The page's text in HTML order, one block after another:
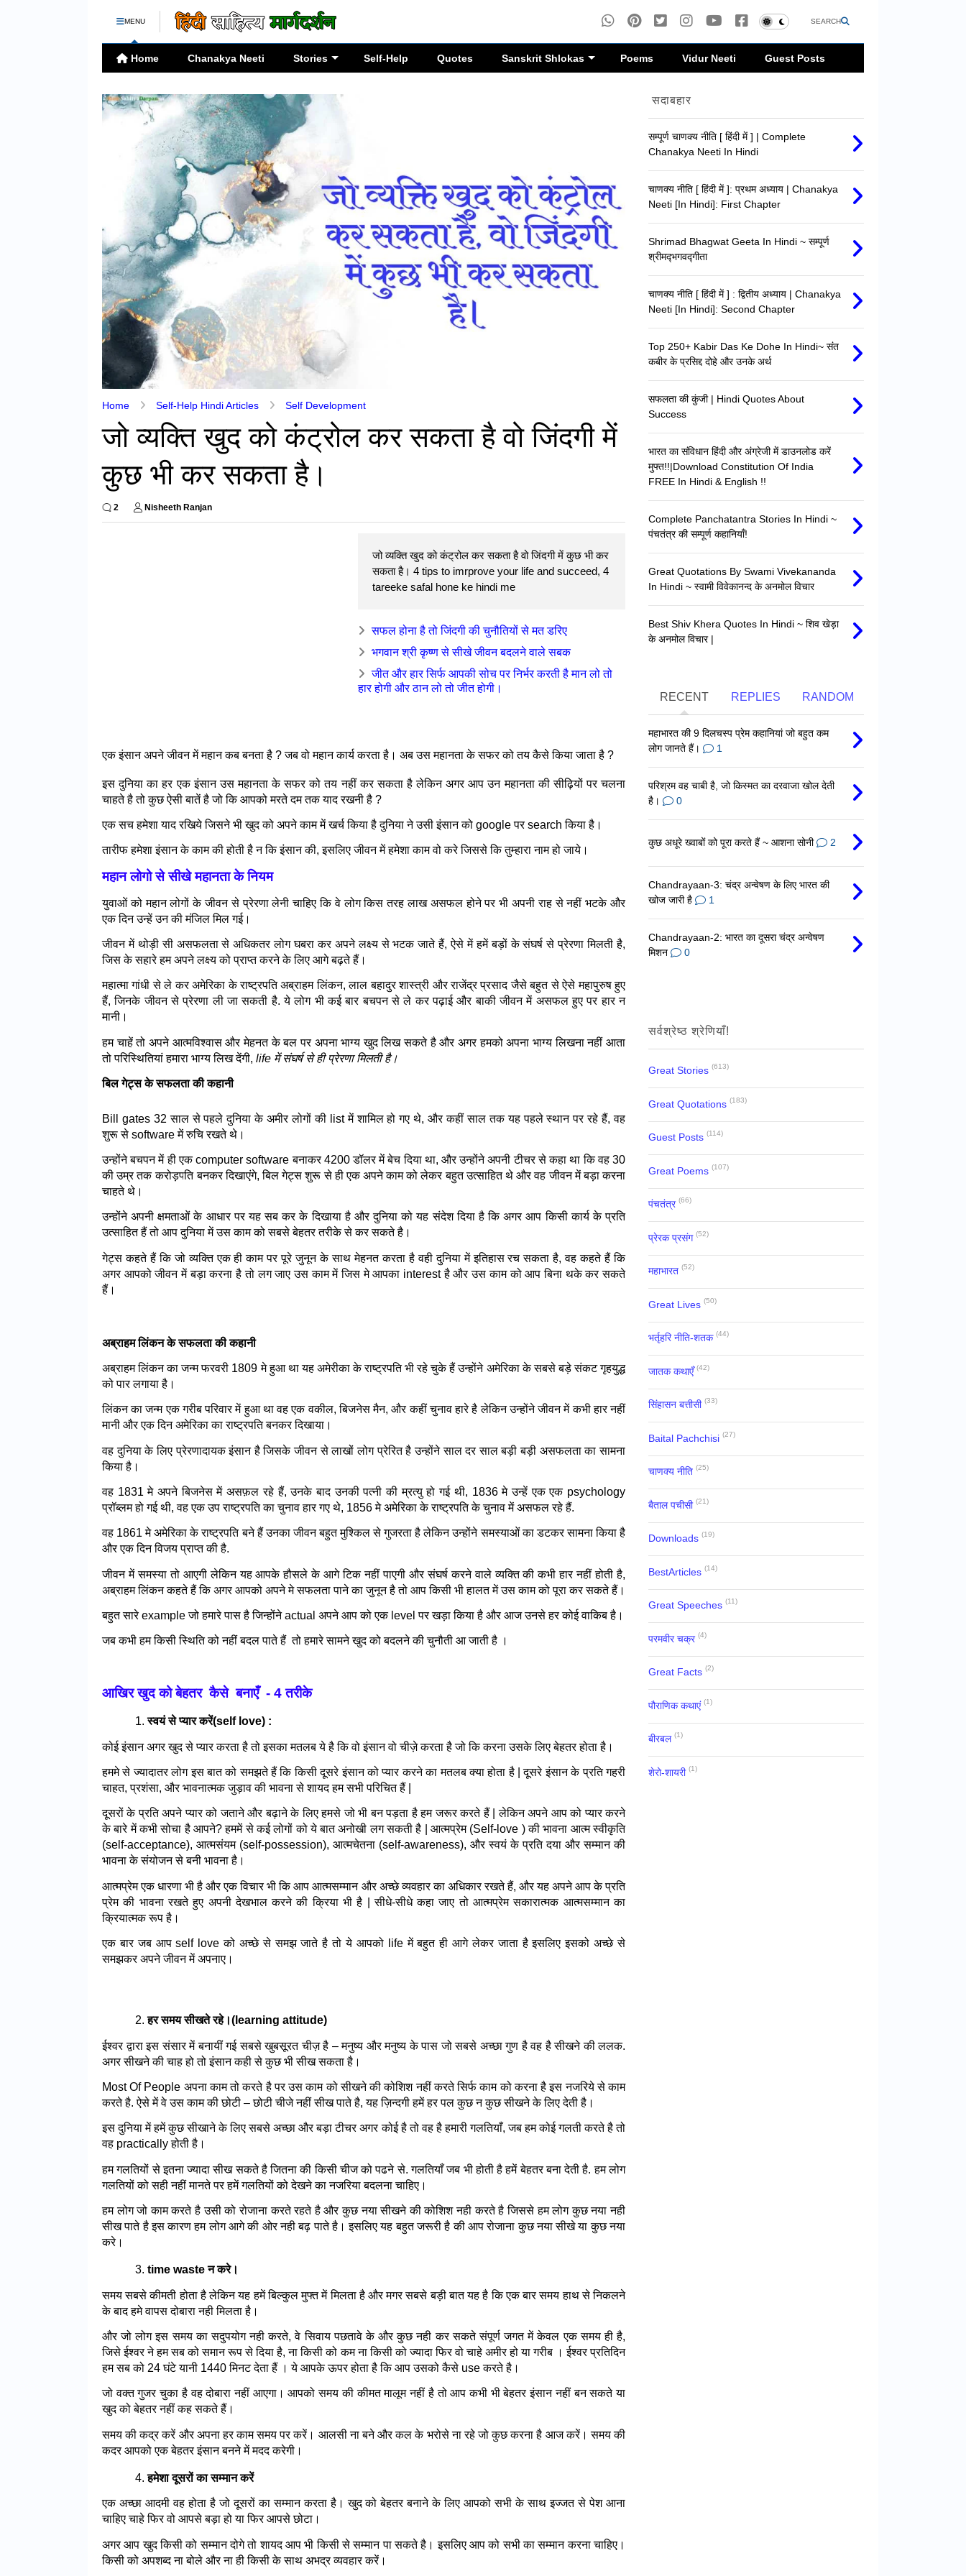
MENU SEARCH
Home Chanakya Neeti Stories Self-Help Quotes Sanskrit Shlokas Poems Vidur Neeti Guest Posts
Home Self-Help Hindi Articles Self Development
जो व्यक्ति खुद को कंट्रोल कर सकता है वो जिंदगी में
कुछ भी कर सकता है।
2 Nisheeth Ranjan
जो व्यक्ति खुद को कंट्रोल कर सकता है वो जिंदगी में कुछ भी कर
सकता है। 4 tips to imrprove your life and succeed, 4
tareeke safal hone ke hindi me
सफल होना है तो जिंदगी की चुनौतियों से मत डरिए
भगवान श्री कृष्ण से सीखे जीवन बदलने वाले सबक
जीत और हार सिर्फ आपकी सोच पर निर्भर करती है मान लो तो
हार होगी और ठान लो तो जीत होगी।
एक इंसान अपने जीवन में महान कब बनता है ? जब वो महान कार्य करता है। अब उस महानता के सफर को तय कैसे किया जाता है ?
इस दुनिया का हर एक इंसान उस महानता के सफर को तय नहीं कर सकता है लेकिन अगर आप उन महानता की सीढ़ियों पर चलना
चाहते है तो कुछ ऐसी बातें है जो कि आपको मरते दम तक याद रखनी है ?
एक सच हमेशा याद रखिये जिसने भी खुद को अपने काम में खर्च किया है दुनिया ने उसी इंसान को google पर search किया है।
तारीफ हमेशा इंसान के काम की होती है न कि इंसान की, इसलिए जीवन में हमेशा काम वो करे जिससे कि तुम्हारा नाम हो जाये।
महान लोगो से सीखे महानता के नियम
युवाओं को महान लोगों के जीवन से प्रेरणा लेनी चाहिए कि वे लोग किस तरह लाख असफल होने पर भी अपनी राह से नहीं भटके और
एक दिन उन्हें उन की मंजिल मिल गई।
जीवन में थोड़ी सी असफलता से अधिकतर लोग घबरा कर अपने लक्ष्य से भटक जाते हैं, ऐसे में हमें बड़ों के संघर्ष से प्रेरणा मिलती है,
जिस के सहारे हम अपने लक्ष्य को प्राप्त करने के लिए आगे बढ़ते हैं।
महात्मा गांधी से ले कर अमेरिका के राष्ट्रपति अब्राहम लिंकन, लाल बहादुर शास्त्री और राजेंद्र प्रसाद जैसे बहुत से ऐसे महापुरुष हुए
हैं, जिनके जीवन से प्रेरणा ली जा सकती है. ये लोग भी कई बार बचपन से ले कर पढ़ाई और बाकी जीवन में असफल हुए पर हार न
मानी।
हम चाहें तो अपने आत्मविश्वास और मेहनत के बल पर अपना भाग्य खुद लिख सकते है और अगर हमको अपना भाग्य लिखना नहीं आता
तो परिस्थितियां हमारा भाग्य लिख देंगी, life में संघर्ष से ही प्रेरणा मिलती है।
बिल गेट्स के सफलता की कहानी
Bill gates 32 साल से पहले दुनिया के अमीर लोगों की list में शामिल हो गए थे, और कहीं साल तक यह पहले स्थान पर रहे हैं, वह
शुरू से software में रुचि रखते थे।
उन्होंने बचपन में ही एक computer software बनाकर 4200 डॉलर में बेच दिया था, और उन्होंने अपनी टीचर से कहा था कि वह 30
की उम्र तक करोड़पति बनकर दिखाएंगे, बिल गेट्स शुरू से ही एक अपने काम को लेकर बहुत उत्साहित थे और वह जीवन में बड़ा करना
चाहते थे।
उन्होंने अपनी क्षमताओं के आधार पर यह सब कर के दिखाया है और दुनिया को यह संदेश दिया है कि अगर आप किसी कार्य के प्रति
उत्साहित हैं तो आप दुनिया में उस काम को सबसे बेहतर तरीके से कर सकते है।
गेट्स कहते हैं कि जो व्यक्ति एक ही काम पर पूरे जुनून के साथ मेहनत करता है वही दुनिया में इतिहास रच सकता है, वह कहते हैं कि
अगर आपको जीवन में बड़ा करना है तो लग जाए उस काम में जिस मे आपका interest है और उस काम को आप बिना थके कर सकते
हैं।
अब्राहम लिंकन के सफलता की कहानी
अब्राहम लिंकन का जन्म फरवरी 1809 मे हुआ था यह अमेरीका के राष्ट्रपति भी रहे चुके हैं उन्होंने अमेरिका के सबसे बड़े संकट गृहयुद्ध
को पार लगाया है।
लिंकन का जन्म एक गरीब परिवार में हुआ था वह एक वकील, बिजनेस मैन, और कहीं चुनाव हारे है लेकिन उन्होंने जीवन में कभी हार नहीं
मानी और एक दिन अमेरिका का राष्ट्रपति बनकर दिखाया।
वह दुनिया के लिए प्रेरणादायक इंसान है जिसके जीवन से लाखों लोग प्रेरित है उन्होंने साल दर साल बड़ी बड़ी असफलता का सामना
किया है।
वह 1831 मे अपने बिजनेस में असफ़ल रहे हैं, उनके बाद उनकी पत्नी की म्रत्यु हो गई थी, 1836 मे उन्हें एक एक psychology
प्रॉब्लम हो गई थी, वह एक उप राष्ट्रपति का चुनाव हार गए थे, 1856 मे अमेरिका के राष्ट्रपति के चुनाव में असफल रहे हैं.
वह 1861 मे अमेरिका के राष्ट्रपति बने हैं उनका जीवन बहुत मुश्किल से गुजरता है लेकिन उन्होंने समस्याओं का डटकर सामना किया है
और एक दिन विजय प्राप्त की है.
जीवन में समस्या तो आएगी लेकिन यह आपके हौसले के आगे टिक नहीं पाएगी और संघर्ष करने वाले व्यक्ति की कभी हार नहीं होती है,
अब्राहम लिंकन कहते हैं कि अगर आपको अपने मे सफलता पाने का जुनून है तो आप किसी भी हालत में उस काम को पूरा कर सकते हैं।
बहुत सारे example जो हमारे पास है जिन्होंने actual अपने आप को एक level पर खड़ा किया है और आज उनसे हर कोई वाकिब है।
जब कभी हम किसी स्थिति को नहीं बदल पाते हैं  तो हमारे सामने खुद को बदलने की चुनौती आ जाती है ।
आखिर खुद को बेहतर  कैसे  बनाएँ  - 4 तरीके
स्वयं से प्यार करें(self love) :
कोई इंसान अगर खुद से प्यार करता है तो इसका मतलब ये है कि वो इंसान वो चीज़े करता है जो कि करना उसके लिए बेहतर होता है।
हममे से ज्यादातर लोग इस बात को समझते हैं कि किसी दूसरे इंसान को प्यार करने का मतलब क्या होता है | दूसरे इंसान के प्रति गहरी
चाहत, प्रशंसा, और भावनात्मक जुड़ाव की भावना से शायद हम सभी परिचित हैं |
दूसरों के प्रति अपने प्यार को जताने और बढ़ाने के लिए हमसे जो भी बन पड़ता है हम जरूर करते हैं | लेकिन अपने आप को प्यार करने
के बारे में कभी सोचा है आपने? हममें से कई लोगों को ये बात अनोखी लग सकती है | आत्मप्रेम (Self-love ) की भावना आत्म स्वीकृति
(self-acceptance), आत्मसंयम (self-possession), आत्मचेतना (self-awareness), और स्वयं के प्रति दया और सम्मान की
भावना के संयोजन से बनी भावना है।
आत्मप्रेम एक धारणा भी है और एक विचार भी कि आप आत्मसम्मान और अच्छे व्यवहार का अधिकार रखते हैं, और यह अपने आप के प्रति
प्रेम की भावना रखते हुए अपनी देखभाल करने की क्रिया भी है | सीधे-सीधे कहा जाए तो आत्मप्रेम सकारात्मक आत्मसम्मान का
क्रियात्मक रूप है।
एक बार जब आप self love को अच्छे से समझ जाते है तो ये आपको life में बहुत ही आगे लेकर जाता है इसलिए इसको अच्छे से
समझकर अपने जीवन में अपनाए।
हर समय सीखते रहे।(learning attitude)
ईश्वर द्वारा इस संसार में बनायीं गई सबसे खुबसूरत चीज़ है – मनुष्य और मनुष्य के पास जो सबसे अच्छा गुण है वह है सीखने की ललक.
अगर सीखने की चाह हो तो इंसान कही से कुछ भी सीख सकता है।
Most Of People अपना काम तो करते है पर उस काम को सीखने की कोशिश नहीं करते सिर्फ काम को करना है इस नजरिये से काम
करते है. ऐसे में वे उस काम की छोटी – छोटी चीजे नहीं सीख पाते है, यह ज़िन्दगी हमें हर पल कुछ न कुछ सीखने के लिए देती है।
इस दुनिया में हमें कुछ सीखाने के लिए सबसे अच्छा और बड़ा टीचर अगर कोई है तो वह है हमारी गलतियाँ, जब हम कोई गलती करते है तो
वह practically होती है।
हम गलतियों से इतना ज्यादा सीख सकते है जितना की किसी चीज को पढने से. गलतियाँ जब भी होती है हमें बेहतर बना देती है. हम लोग
गलतियों को सही नहीं मानते पर हमें गलतियों को देखने का नजरिया बदलना चाहिए।
हम लोग जो काम करते है उसी को रोजाना करते रहते है और कुछ नया सीखने की कोशिश नही करते है जिससे हम लोग कुछ नया नही
सीख पाते है इस कारण हम लोग आगे की ओर नही बढ़ पाते है। इसलिए यह बहुत जरूरी है की आप रोजाना कुछ नया सीखे या कुछ नया
करे।
time waste न करे।
समय सबसे कीमती होता है लेकिन यह हमें बिल्कुल मुफ्त में मिलता है और मगर सबसे बड़ी बात यह है कि एक बार समय हाथ से निकलने
के बाद हमे वापस दोबारा नही मिलता है।
और जो लोग इस समय का सदुपयोग नही करते, वे सिवाय पछतावे के और कुछ नही कर सकते संपूर्ण जगत में केवल एक समय ही है,
जिसे ईश्वर ने हम सब को समान रूप से दिया है, ना किसी को कम ना किसी को ज्यादा फिर वो चाहे अमीर हो या गरीब । ईश्वर प्रतिदिन
हम सब को 24 घंटे यानी 1440 मिनट देता हैं । ये आपके ऊपर होता है कि आप उसको कैसे use करते है।
जो वक्त गुजर चुका है वह दोबारा नहीं आएगा। आपको समय की कीमत मालूम नहीं है तो आप कभी भी बेहतर इंसान नहीं बन सकते या
खुद को बेहतर नहीं कह सकते हैं।
समय की कद्र करें और अपना हर काम समय पर करें। आलसी ना बने और कल के भरोसे ना रहे जो कुछ करना है आज करें। समय की
कदर आपको एक बेहतर इंसान बनने में मदद करेगी।
हमेशा दूसरों का सम्मान करें
एक अच्छा आदमी वह होता है जो दूसरों का सम्मान करता है। खुद को बेहतर बनाने के लिए आपको सभी के साथ इज्जत से पेश आना
चाहिए चाहे फिर वो आपसे बड़ा हो या फिर आपसे छोटा।
अगर आप खुद किसी को सम्मान दोगे तो शायद आप भी किसी से सम्मान पा सकते है। इसलिए आप को सभी का सम्मान करना चाहिए।
किसी को अपशब्द ना बोले और ना ही किसी के साथ अभद्र व्यवहार करें।
सदाबहार
सम्पूर्ण चाणक्य नीति [ हिंदी में ] | Complete
Chanakya Neeti In Hindi
चाणक्य नीति [ हिंदी में ]: प्रथम अध्याय | Chanakya
Neeti [In Hindi]: First Chapter
Shrimad Bhagwat Geeta In Hindi ~ सम्पूर्ण
श्रीमद्‍भगवद्‍गीता
चाणक्य नीति [ हिंदी में ] : द्वितीय अध्याय | Chanakya
Neeti [In Hindi]: Second Chapter
Top 250+ Kabir Das Ke Dohe In Hindi~ संत
कबीर के प्रसिद्द दोहे और उनके अर्थ
सफलता की कुंजी | Hindi Quotes About
Success
भारत का संविधान हिंदी और अंग्रेजी में डाउनलोड करें
मुफ्त!!|Download Constitution Of India
FREE In Hindi & English !!
Complete Panchatantra Stories In Hindi ~
पंचतंत्र की सम्पूर्ण कहानियाँ!
Great Quotations By Swami Vivekananda
In Hindi ~ स्वामी विवेकानन्द के अनमोल विचार
Best Shiv Khera Quotes In Hindi ~ शिव खेड़ा
के अनमोल विचार |
RECENT REPLIES RANDOM
महाभारत की 9 दिलचस्प प्रेम कहानियां जो बहुत कम
लोग जानते हैं।
1
परिश्रम वह चाबी है, जो किस्मत का दरवाजा खोल देती
है।
0
कुछ अधूरे ख्वाबों को पूरा करते हैं ~ आशना सोनी 2
Chandrayaan-3: चंद्र अन्वेषण के लिए भारत की
खोज जारी है
1
Chandrayaan-2: भारत का दूसरा चंद्र अन्वेषण
मिशन
0
सर्वश्रेष्ठ श्रेणियाँ!
Great Stories (613)
Great Quotations (183)
Guest Posts (114)
Great Poems (107)
पंचतंत्र (66)
प्रेरक प्रसंग (52)
महाभारत (52)
Great Lives (50)
भर्तृहरि नीति-शतक (44)
जातक कथाएँ (42)
सिंहासन बत्तीसी (33)
Baital Pachchisi (27)
चाणक्य नीति (25)
बैताल पचीसी (21)
Downloads (19)
BestArticles (14)
Great Speeches (11)
परमवीर चक्र (4)
Great Facts (2)
पौराणिक कथाएं (1)
बीरबल (1)
शेरो-शायरी (1)